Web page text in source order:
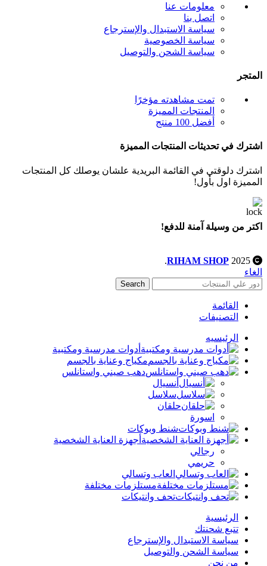
معلومات عنا
اتصل بنا
سياسة الاستبدال والإسترجاع
سياسة الخصوصية
سياسة الشحن والتوصيل
المتجر
تمت مشاهدته مؤخرًا
المنتجات المميزة
أفضل 100 منتج
اشترك في تحديثات المنتجات المميزة
اشترك دلوقتي في القائمة البريدية علشان يوصلك كل المنتجات
المميزة اول بأول!
اكتر من وسيلة آمنة للدفع!
RIHAM SHOP
.
الغاء
Search
القائمة
التصنيفات
الرئيسيه
أدوات مدرسية ومكتبية
مكياج وعناية بالجسم
دهب صيني واستانلس
أنسيال
سلاسل
حلقان
اسورة
شنط وبوكات
أجهزة العناية الشخصية
رجالي
حريمي
العاب وتسالي
مستلزمات مختلفة
تحف وانتيكات
الرئيسية
تتبع شحنتك
سياسة الاستبدال والإسترجاع
سياسة الشحن والتوصيل
من نحن